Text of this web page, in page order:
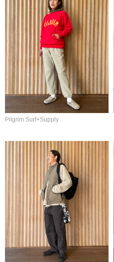
Pilgrim Surf+Supply